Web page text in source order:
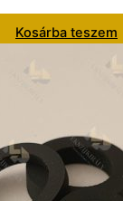
Kosárba teszem